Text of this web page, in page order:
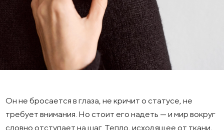
Он не бросается в глаза, не кричит о статусе, не
требует внимания. Но стоит его надеть — и мир вокруг
словно отступает на шаг. Тепло, исходящее от ткани,